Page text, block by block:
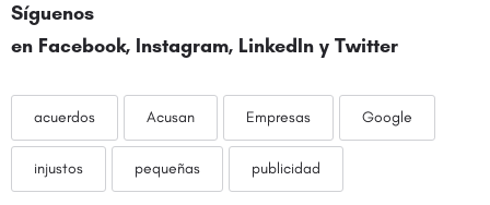
Síguenos
en Facebook, Instagram, LinkedIn y Twitter
acuerdos Acusan Empresas Google
injustos pequeñas publicidad